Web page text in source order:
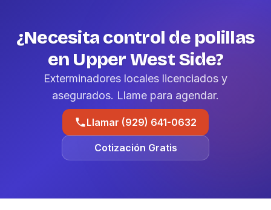
¿Necesita control de polillas
en Upper West Side?
Exterminadores locales licenciados y
asegurados. Llame para agendar.
Llamar (929) 641-0632
Cotización Gratis